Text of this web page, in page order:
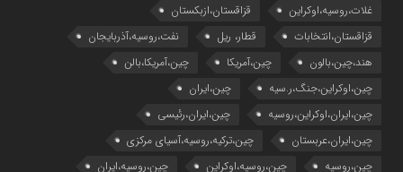
غلات،روسیه،اوکراین
قزاقستان،ازبکستان
قزاقستان،انتخابات
قطار، ریل
نفت،روسیه،آذربایجان
هند،چین،بالون
چین،آمریکا
چین،آمریکا،بالن
چین،اوکراین،جنگ،ر.سیه
چین،ایران
چین،ایران،اوکراین،روسیه
چین،ایران،رئیسی
چین،ایران،عربستان
چین،ترکیه،روسیه،آسیای مرکزی
چین،روسیه
چین،روسیه،اوکراین
چین،روسیه،ایران